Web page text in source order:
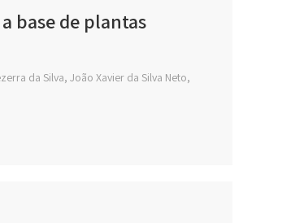
base de plantas
da Silva, João Xavier da Silva Neto,